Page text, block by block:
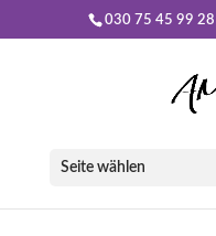
030 75 45 99 28
Seite wählen